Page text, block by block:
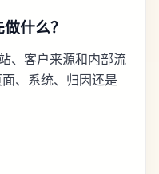
什么？
、客户来源和内部流
、系统、归因还是